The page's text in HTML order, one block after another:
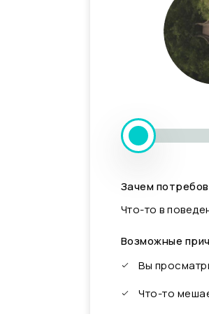
Зачем
Что-то в
Возможные
Вы
Что-то